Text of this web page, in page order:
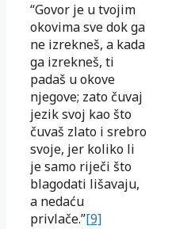
“Govor je u tvojim
okovima sve dok ga
ne izrekneš, a kada
ga izrekneš, ti
padaš u okove
njegove; zato čuvaj
jezik svoj kao što
čuvaš zlato i srebro
svoje, jer koliko li
je samo riječi što
blagodati lišavaju,
a nedaću
privlače.”[9]